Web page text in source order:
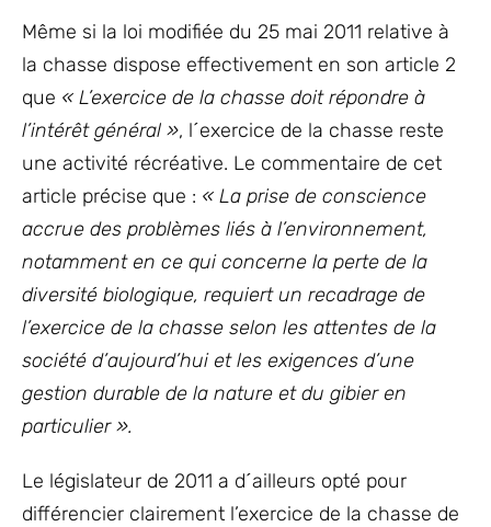
Même si la loi modifiée du 25 mai 2011 relative à
la chasse dispose effectivement en son article 2
que « L’exercice de la chasse doit répondre à
l’intérêt général », l´exercice de la chasse reste
une activité récréative. Le commentaire de cet
article précise que : « La prise de conscience
accrue des problèmes liés à l’environnement,
notamment en ce qui concerne la perte de la
diversité biologique, requiert un recadrage de
l’exercice de la chasse selon les attentes de la
société d’aujourd’hui et les exigences d’une
gestion durable de la nature et du gibier en
particulier ».
Le législateur de 2011 a d´ailleurs opté pour
différencier clairement l’exercice de la chasse de